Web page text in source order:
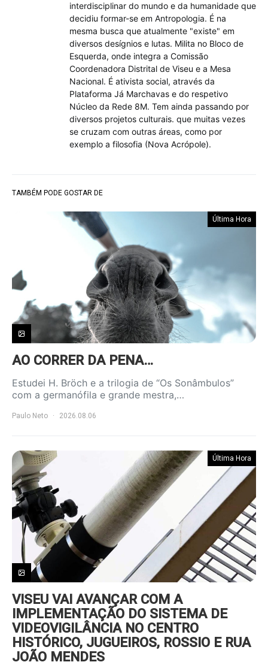
interdisciplinar do mundo e da humanidade que
decidiu formar-se em Antropologia. É na
mesma busca que atualmente "existe" em
diversos desígnios e lutas. Milita no Bloco de
Esquerda, onde integra a Comissão
Coordenadora Distrital de Viseu e a Mesa
Nacional. É ativista social, através da
Plataforma Já Marchavas e do respetivo
Núcleo da Rede 8M. Tem ainda passando por
diversos projetos culturais. que muitas vezes
se cruzam com outras áreas, como por
exemplo a filosofia (Nova Acrópole).
TAMBÉM PODE GOSTAR DE
Última Hora
AO CORRER DA PENA…
Estudei H. Bröch e a trilogia de “Os Sonâmbulos”
com a germanófila e grande mestra,…
Paulo Neto 2026.08.06
Última Hora
VISEU VAI AVANÇAR COM A
IMPLEMENTAÇÃO DO SISTEMA DE
VIDEOVIGILÂNCIA NO CENTRO
HISTÓRICO, JUGUEIROS, ROSSIO E RUA
JOÃO MENDES